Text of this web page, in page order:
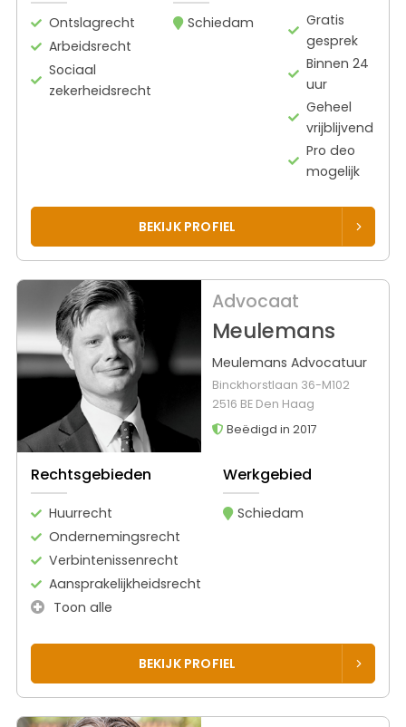
Ontslagrecht
Arbeidsrecht
Sociaal
zekerheidsrecht
Schiedam
Gratis
gesprek
Binnen 24
uur
Geheel
vrijblijvend
Pro deo
mogelijk
BEKIJK PROFIEL
Advocaat
Meulemans
Meulemans Advocatuur
Binckhorstlaan 36-M102
2516 BE Den Haag
Beëdigd in 2017
Rechtsgebieden
Huurrecht
Ondernemingsrecht
Verbintenissenrecht
Aansprakelijkheidsrecht
Toon alle
Werkgebied
Schiedam
BEKIJK PROFIEL